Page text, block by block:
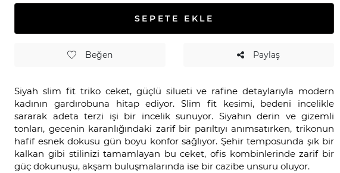
SEPETE EKLE
Beğen Paylaş
Siyah slim fit triko ceket, güçlü silueti ve rafine detaylarıyla modern
kadının gardırobuna hitap ediyor. Slim fit kesimi, bedeni incelikle
sararak adeta terzi işi bir incelik sunuyor. Siyahın derin ve gizemli
tonları, gecenin karanlığındaki zarif bir parıltıyı anımsatırken, trikonun
hafif esnek dokusu gün boyu konfor sağlıyor. Şehir temposunda şık bir
kalkan gibi stilinizi tamamlayan bu ceket, ofis kombinlerinde zarif bir
güç dokunuşu, akşam buluşmalarında ise bir cazibe unsuru oluyor.